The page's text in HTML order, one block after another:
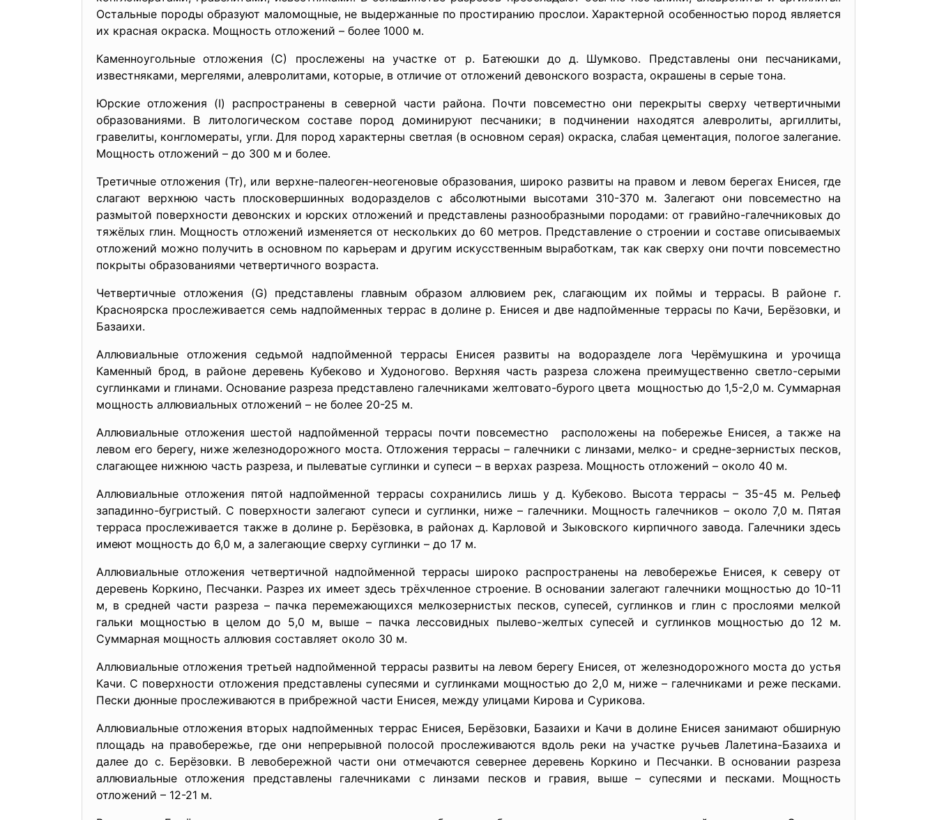
Остальные породы образуют маломощные, не выдержанные по простиранию прослои. Характерной особенностью пород является
их красная окраска. Мощность отложений – более 1000 м.
Каменноугольные отложения (С) прослежены на участке от р. Батеюшки до д. Шумково. Представлены они песчаниками,
известняками, мергелями, алевролитами, которые, в отличие от отложений девонского возраста, окрашены в серые тона.
Юрские отложения (I) распространены в северной части района. Почти повсеместно они перекрыты сверху четвертичными
образованиями. В литологическом составе пород доминируют песчаники; в подчинении находятся алевролиты, аргиллиты,
гравелиты, конгломераты, угли. Для пород характерны светлая (в основном серая) окраска, слабая цементация, пологое залегание.
Мощность отложений – до 300 м и более.
Третичные отложения (Tr), или верхне-палеоген-неогеновые образования, широко развиты на правом и левом берегах Енисея, где
слагают верхнюю часть плосковершинных водоразделов с абсолютными высотами 310-370 м. Залегают они повсеместно на
размытой поверхности девонских и юрских отложений и представлены разнообразными породами: от гравийно-галечниковых до
тяжёлых глин. Мощность отложений изменяется от нескольких до 60 метров. Представление о строении и составе описываемых
отложений можно получить в основном по карьерам и другим искусственным выработкам, так как сверху они почти повсеместно
покрыты образованиями четвертичного возраста.
Четвертичные отложения (G) представлены главным образом аллювием рек, слагающим их поймы и террасы. В районе г.
Красноярска прослеживается семь надпойменных террас в долине р. Енисея и две надпойменные террасы по Качи, Берёзовки, и
Базаихи.
Аллювиальные отложения седьмой надпойменной террасы Енисея развиты на водоразделе лога Черёмушкина и урочища
Каменный брод, в районе деревень Кубеково и Худоногово. Верхняя часть разреза сложена преимущественно светло-серыми
суглинками и глинами. Основание разреза представлено галечниками желтовато-бурого цвета мощностью до 1,5-2,0 м. Суммарная
мощность аллювиальных отложений – не более 20-25 м.
Аллювиальные отложения шестой надпойменной террасы почти повсеместно расположены на побережье Енисея, а также на
левом его берегу, ниже железнодорожного моста. Отложения террасы – галечники с линзами, мелко- и средне-зернистых песков,
слагающее нижнюю часть разреза, и пылеватые суглинки и супеси – в верхах разреза. Мощность отложений – около 40 м.
Аллювиальные отложения пятой надпойменной террасы сохранились лишь у д. Кубеково. Высота террасы – 35-45 м. Рельеф
западинно-бугристый. С поверхности залегают супеси и суглинки, ниже – галечники. Мощность галечников – около 7,0 м. Пятая
терраса прослеживается также в долине р. Берёзовка, в районах д. Карловой и Зыковского кирпичного завода. Галечники здесь
имеют мощность до 6,0 м, а залегающие сверху суглинки – до 17 м.
Аллювиальные отложения четвертичной надпойменной террасы широко распространены на левобережье Енисея, к северу от
деревень Коркино, Песчанки. Разрез их имеет здесь трёхчленное строение. В основании залегают галечники мощностью до 10-11
м, в средней части разреза – пачка перемежающихся мелкозернистых песков, супесей, суглинков и глин с прослоями мелкой
гальки мощностью в целом до 5,0 м, выше – пачка лессовидных пылево-желтых супесей и суглинков мощностью до 12 м.
Суммарная мощность аллювия составляет около 30 м.
Аллювиальные отложения третьей надпойменной террасы развиты на левом берегу Енисея, от железнодорожного моста до устья
Качи. С поверхности отложения представлены супесями и суглинками мощностью до 2,0 м, ниже – галечниками и реже песками.
Пески дюнные прослеживаются в прибрежной части Енисея, между улицами Кирова и Сурикова.
Аллювиальные отложения вторых надпойменных террас Енисея, Берёзовки, Базаихи и Качи в долине Енисея занимают обширную
площадь на правобережье, где они непрерывной полосой прослеживаются вдоль реки на участке ручьев Лалетина-Базаиха и
далее до с. Берёзовки. В левобережной части они отмечаются севернее деревень Коркино и Песчанки. В основании разреза
аллювиальные отложения представлены галечниками с линзами песков и гравия, выше – супесями и песками. Мощность
отложений – 12-21 м.